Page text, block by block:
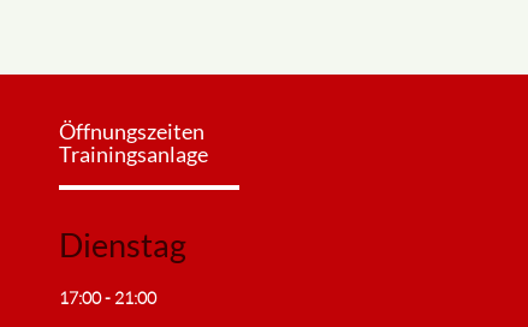
Öffnungszeiten
Trainingsanlage
Dienstag
17:00 - 21:00